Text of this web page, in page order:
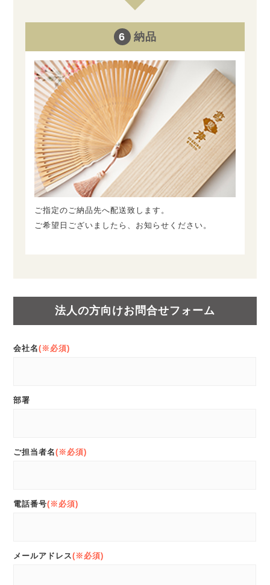
6 納品
ご指定のご納品先へ配送致します。
ご希望日ございましたら、お知らせください。
法人の方向けお問合せフォーム
会社名(※必須)
部署
ご担当者名(※必須)
電話番号(※必須)
メールアドレス(※必須)